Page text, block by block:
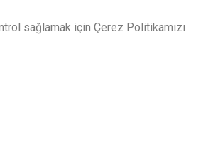
sağlamak için Çerez Politikamızı